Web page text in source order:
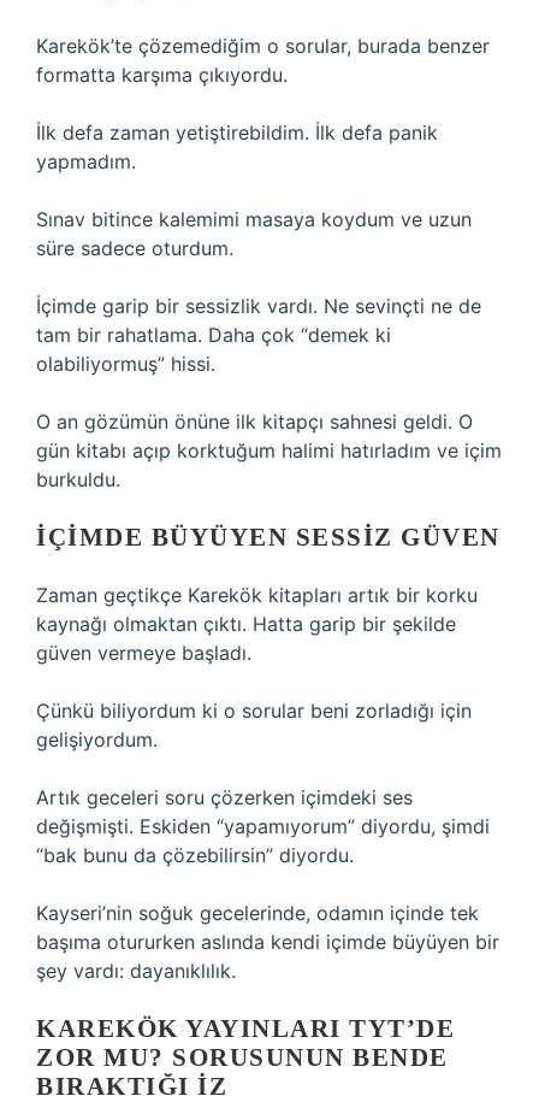
Karekök’te çözemediğim o sorular, burada benzer
formatta karşıma çıkıyordu.
İlk defa zaman yetiştirebildim. İlk defa panik
yapmadım.
Sınav bitince kalemimi masaya koydum ve uzun
süre sadece oturdum.
İçimde garip bir sessizlik vardı. Ne sevinçti ne de
tam bir rahatlama. Daha çok “demek ki
olabiliyormuş” hissi.
O an gözümün önüne ilk kitapçı sahnesi geldi. O
gün kitabı açıp korktuğum halimi hatırladım ve içim
burkuldu.
İÇIMDE BÜYÜYEN SESSIZ GÜVEN
Zaman geçtikçe Karekök kitapları artık bir korku
kaynağı olmaktan çıktı. Hatta garip bir şekilde
güven vermeye başladı.
Çünkü biliyordum ki o sorular beni zorladığı için
gelişiyordum.
Artık geceleri soru çözerken içimdeki ses
değişmişti. Eskiden “yapamıyorum” diyordu, şimdi
“bak bunu da çözebilirsin” diyordu.
Kayseri’nin soğuk gecelerinde, odamın içinde tek
başıma otururken aslında kendi içimde büyüyen bir
şey vardı: dayanıklılık.
KAREKÖK YAYINLARI TYT’DE
ZOR MU? SORUSUNUN BENDE
BIRAKTIĞI IZ